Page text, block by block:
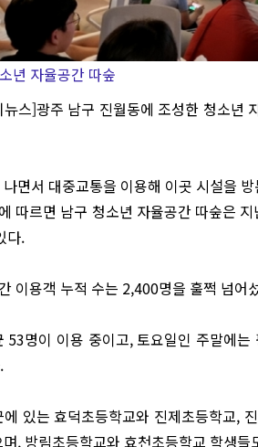
년 자율공간 따숲
뉴스]광주 남구 진월동에 조성한 청소년
면서 대중교통을 이용해 이곳 시설을
따르면 남구 청소년 자율공간 따숲은
다.
이용객 누적 수는 2,400명을 훌쩍 넘어
53명이 이용 중이고, 토요일인 주말에
에 있는 효덕초등학교와 진제초등학교,
, 방림초등학교와 효천초등학교 학생